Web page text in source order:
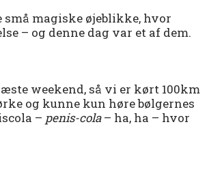
små magiske øjeblikke, hvor
– og denne dag var et af dem.
weekend, så vi er kørt 100km
og kunne kun høre bølgernes
– penis-cola– ha, ha – hvor